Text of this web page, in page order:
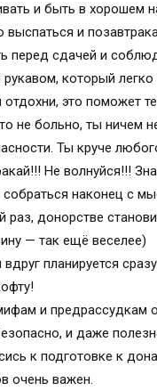
и быть в хорошем
и
перед сдачей и
который легко
это поможет
не больно, ты ничем
Ты круче
Не волнуйся!!!
наконец с
раз, донорстве
— так ещё веселее)
планируется
и предрассудкам
и даже
к подготовке к
очень важен.